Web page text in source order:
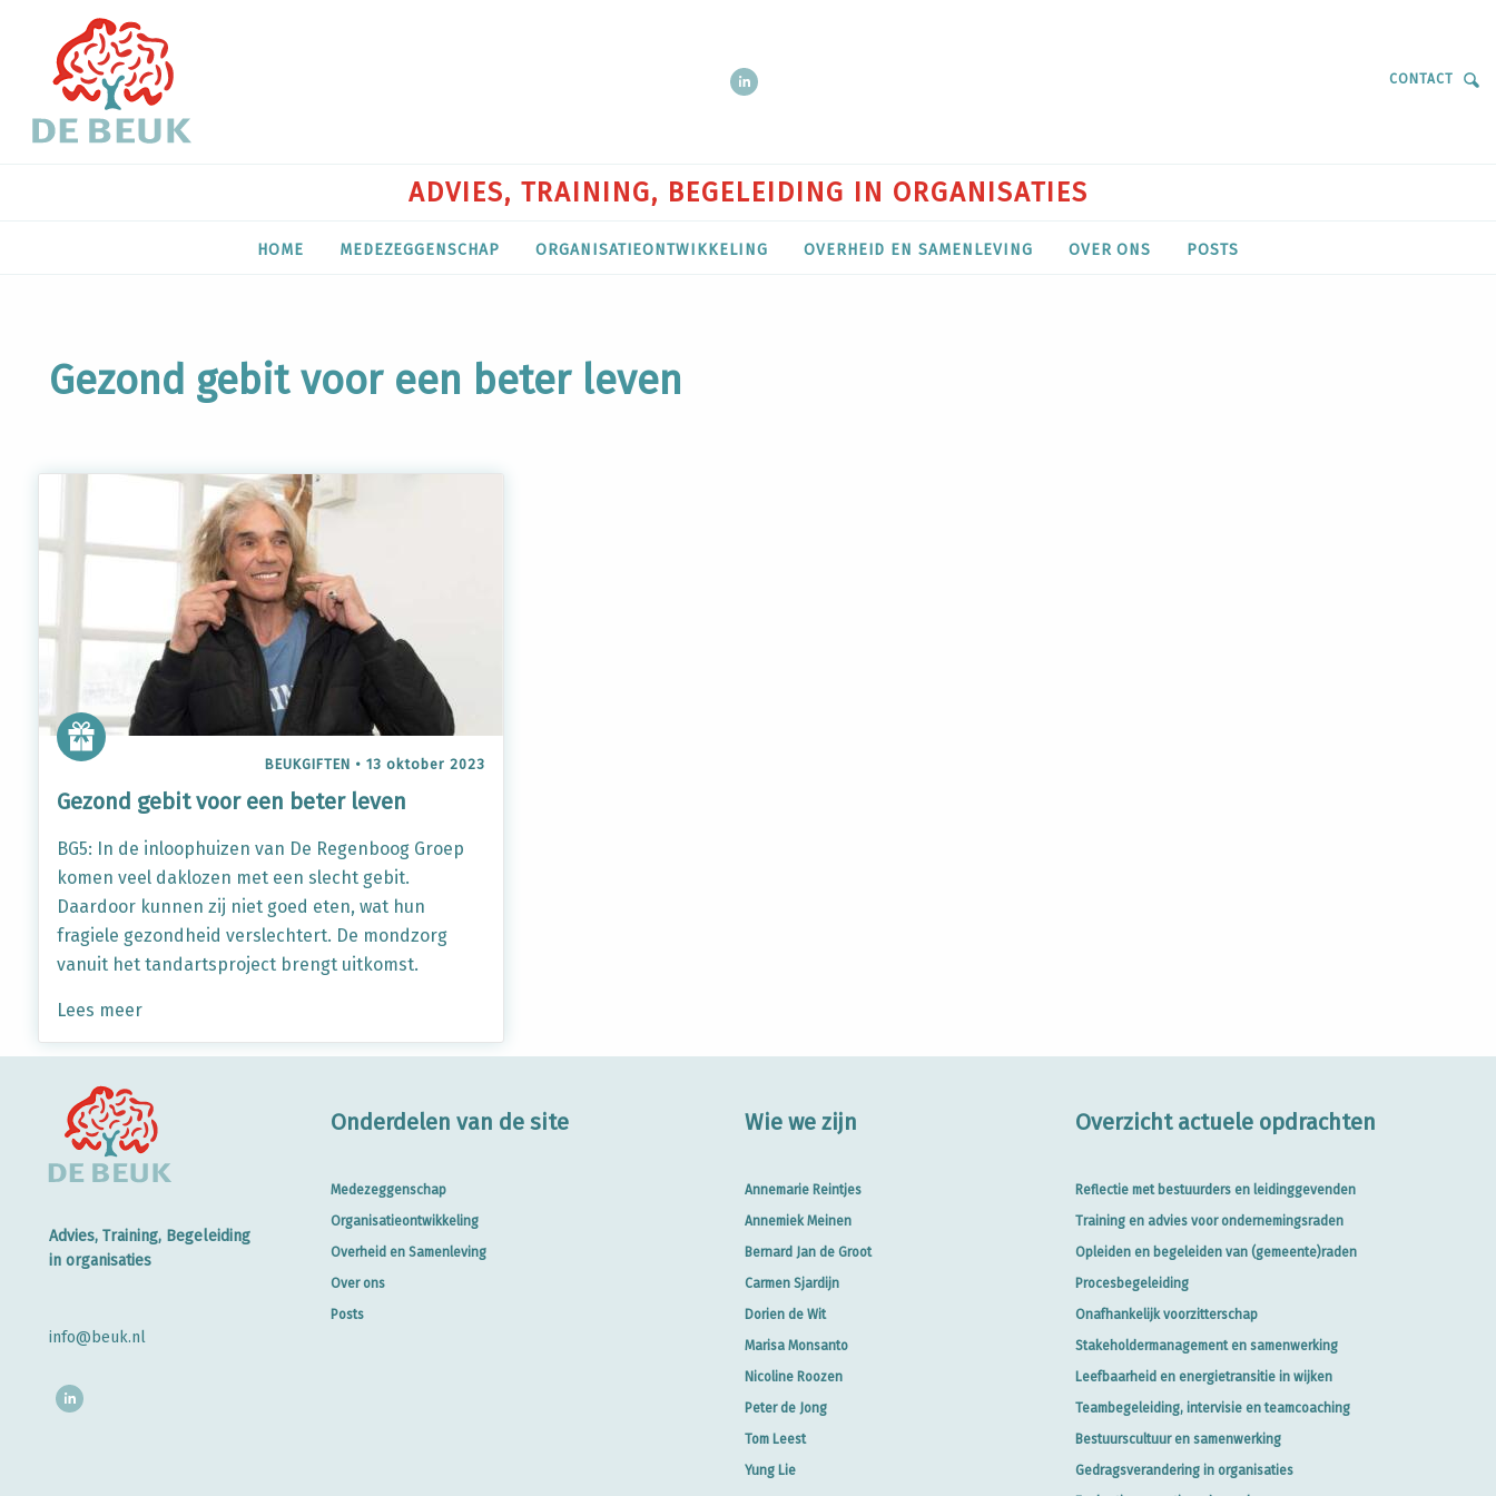
CONTACT
ADVIES, TRAINING, BEGELEIDING IN ORGANISATIES
HOME MEDEZEGGENSCHAP ORGANISATIEONTWIKKELING OVERHEID EN SAMENLEVING OVER ONS POSTS
Gezond gebit voor een beter leven
BEUKGIFTEN • 13 oktober 2023
Gezond gebit voor een beter leven
BG5: In de inloophuizen van De Regenboog Groep
komen veel daklozen met een slecht gebit.
Daardoor kunnen zij niet goed eten, wat hun
fragiele gezondheid verslechtert. De mondzorg
vanuit het tandartsproject brengt uitkomst.
Lees meer
Advies, Training, Begeleiding
in organisaties
info@beuk.nl
Onderdelen van de site
Medezeggenschap
Organisatieontwikkeling
Overheid en Samenleving
Over ons
Posts
Wie we zijn
Annemarie Reintjes
Annemiek Meinen
Bernard Jan de Groot
Carmen Sjardijn
Dorien de Wit
Marisa Monsanto
Nicoline Roozen
Peter de Jong
Tom Leest
Yung Lie
Overzicht actuele opdrachten
Reflectie met bestuurders en leidinggevenden
Training en advies voor ondernemingsraden
Opleiden en begeleiden van (gemeente)raden
Procesbegeleiding
Onafhankelijk voorzitterschap
Stakeholdermanagement en samenwerking
Leefbaarheid en energietransitie in wijken
Teambegeleiding, intervisie en teamcoaching
Bestuurscultuur en samenwerking
Gedragsverandering in organisaties